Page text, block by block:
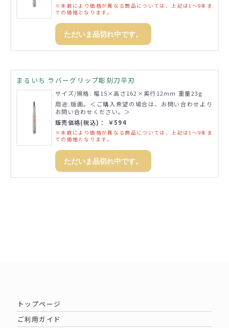
※本数により価格が異なる商品については、上記は1～9本ま
での価格となります。
ただいま品切れ中です。
まるいち ラバーグリップ彫刻刀平刃
サイズ/規格: 幅15×高さ162×奥行12mm 重量23g
用途:版画。＜ご購入希望の場合は、お問い合わせより
お問い合わせください。＞
販売価格(税込)： ￥594
※本数により価格が異なる商品については、上記は1～9本ま
での価格となります。
ただいま品切れ中です。
トップページ
ご利用ガイド